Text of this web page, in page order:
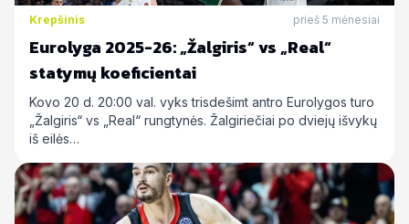
Krepšinis prieš 5 mėnesiai
Eurolyga 2025-26: „Žalgiris“ vs „Real“
statymų koeficientai
Kovo 20 d. 20:00 val. vyks trisdešimt antro Eurolygos turo
„Žalgiris“ vs „Real“ rungtynės. Žalgiriečiai po dviejų išvykų
iš eilės…